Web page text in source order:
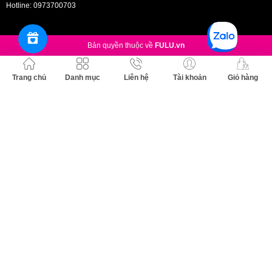
Trang chủ Danh mục Liên hệ Tài khoản Giỏ hàng
Hotline: 0973700703
Bản quyền thuộc về FULU.vn